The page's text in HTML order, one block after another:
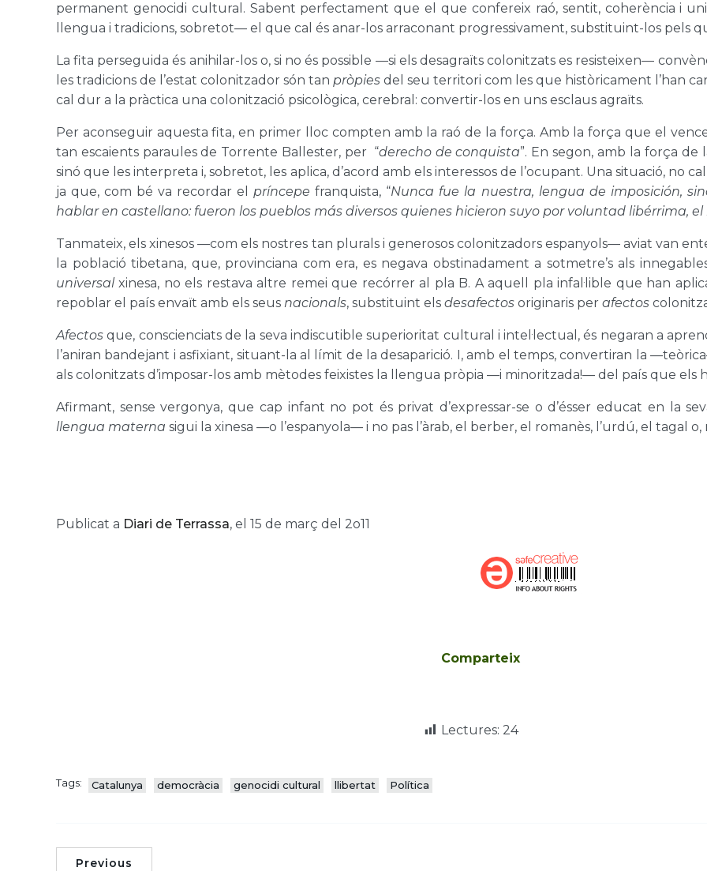
permanent genocidi cultural. Sabent perfectament que el que confereix raó, sentit, coherència i
llengua i tradicions, sobretot— el que cal és anar-los arraconant progressivament, substituint-los pels
La fita perseguida és anihilar-los o, si no és possible —si els desagraïts colonitzats es resisteixen—
les tradicions de l’estat colonitzador són tan pròpies del seu territori com les que històricament l’han
cal dur a la pràctica una colonització psicològica, cerebral: convertir-los en uns esclaus agraïts.
Per aconseguir aquesta fita, en primer lloc compten amb la raó de la força. Amb la força que el
tan escaients paraules de Torrente Ballester, per “derecho de conquista”. En segon, amb la força
sinó que les interpreta i, sobretot, les aplica, d’acord amb els interessos de l’ocupant. Una situació, no
ja que, com bé va recordar el príncepe franquista, “Nunca fue la nuestra, lengua de imposición,
hablar en castellano: fueron los pueblos más diversos quienes hicieron suyo por voluntad libérrima,
Tanmateix, els xinesos —com els nostres tan plurals i generosos colonitzadors espanyols— aviat van
la població tibetana, que, provinciana com era, es negava obstinadament a sotmetre’s als
universalxinesa, no els restava altre remei que recórrer al pla B. A aquell pla infal·lible que han
repoblar el país envaït amb els seus nacionals, substituint els desafectos originaris per afectos
Afectos que, conscienciats de la seva indiscutible superioritat cultural i intel·lectual, és negaran a
l’aniran bandejant i asfixiant, situant-la al límit de la desaparició. I, amb el temps, convertiran la
als colonitzats d’imposar-los amb mètodes feixistes la llengua pròpia —i minoritzada!— del país que els
Afirmant, sense vergonya, que cap infant no pot és privat d’expressar-se o d’ésser educat en la
llengua materna sigui la xinesa —o l’espanyola— i no pas l’àrab, el berber, el romanès, l’urdú, el tagal
Publicat a Diari de Terrassa, el 15 de març del 2o11
Comparteix
Lectures: 24
Tags: Catalunya democràcia genocidi cultural llibertat Política
Previous